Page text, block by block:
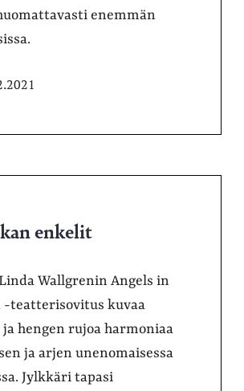
enemmän
enkelit
Wallgrenin Angels in
-teatterisovitus kuvaa
hengen rujoa harmoniaa
ja arjen unenomaisessa
Jylkkäri tapasi